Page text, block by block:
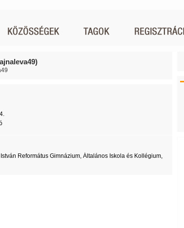
Református Gimnázium, Általános Iskola és Kollégium,